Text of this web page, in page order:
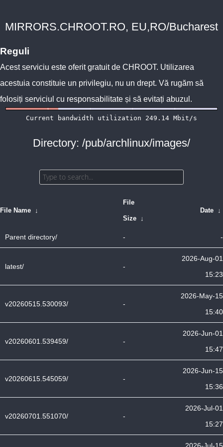
MIRRORS.CHROOT.RO, EU,RO/Bucharest
Reguli
Acest serviciu este oferit gratuit de CHROOT. Utilizarea
acestuia constituie un privilegiu, nu un drept. Vă rugăm să
folosiți serviciul cu responsabilitate și să evitați abuzul.
Directory: /pub/archlinux/images/
File Name ↓
File
Size ↓
Date ↓
Parent directory/ - -
latest/ -
2026-Aug-01
15:23
v20260515.530093/ -
2026-May-15
15:40
v20260601.539459/ -
2026-Jun-01
15:47
v20260615.545059/ -
2026-Jun-15
15:36
v20260701.551070/ -
2026-Jul-01
15:27